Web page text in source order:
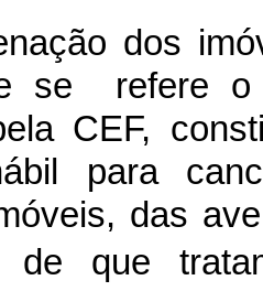
dos
se refere o
CEF,
para
das
de que